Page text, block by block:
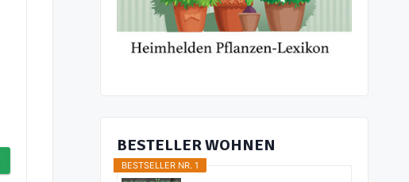
BESTELLER WOHNEN
BESTSELLER NR. 1